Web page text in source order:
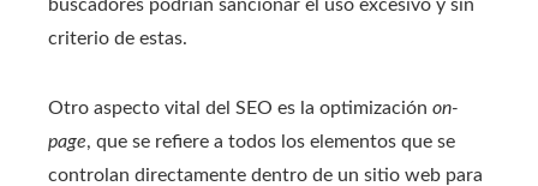
buscadores podrían sancionar el uso excesivo y sin
criterio de estas.
Otro aspecto vital del SEO es la optimización on-
page, que se refiere a todos los elementos que se
controlan directamente dentro de un sitio web para